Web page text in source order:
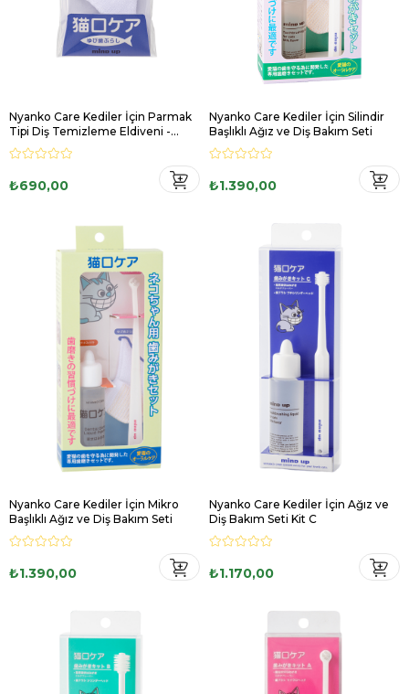
Nyanko Care Kediler İçin Parmak
Tipi Diş Temizleme Eldiveni -
Küçük Boy
₺690,00
Nyanko Care Kediler İçin Silindir
Başlıklı Ağız ve Diş Bakım Seti
₺1.390,00
Nyanko Care Kediler İçin Mikro
Başlıklı Ağız ve Diş Bakım Seti
₺1.390,00
Nyanko Care Kediler İçin Ağız ve
Diş Bakım Seti Kit C
₺1.170,00